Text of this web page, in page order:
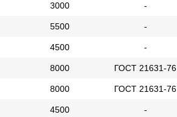
3000 -
5500 -
4500 -
8000 ГОСТ 21631-76
8000 ГОСТ 21631-76
4500 -